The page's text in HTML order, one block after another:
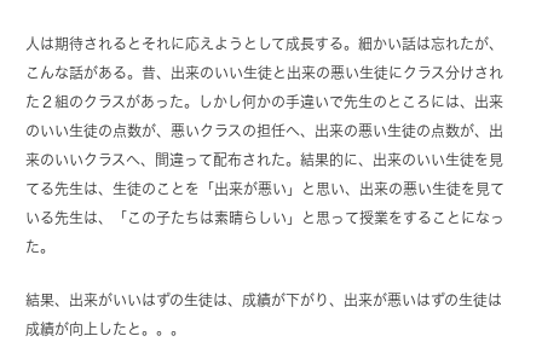
人は期待されるとそれに応えようとして成長する。細かい話は忘れたが、
こんな話がある。昔、出来のいい生徒と出来の悪い生徒にクラス分けされ
た２組のクラスがあった。しかし何かの手違いで先生のところには、出来
のいい生徒の点数が、悪いクラスの担任へ、出来の悪い生徒の点数が、出
来のいいクラスへ、間違って配布された。結果的に、出来のいい生徒を見
てる先生は、生徒のことを「出来が悪い」と思い、出来の悪い生徒を見て
いる先生は、「この子たちは素晴らしい」と思って授業をすることになっ
た。
結果、出来がいいはずの生徒は、成績が下がり、出来が悪いはずの生徒は
成績が向上したと。。。